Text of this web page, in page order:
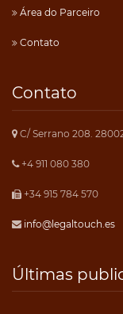
Área do Parceiro
Contato
Contato
C/ Serrano 208.
+4 911 080 380
+34 915 784 570
info@legaltouch.es
Últimas